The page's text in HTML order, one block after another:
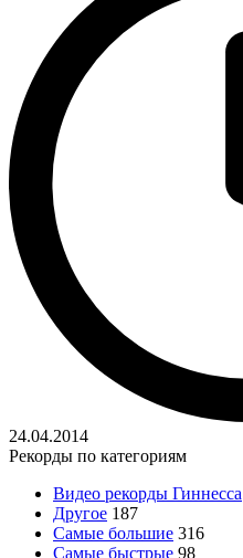
24.04.2014
Рекорды по категориям
Видео рекорды Гиннесса
Другое 187
Самые большие 316
Самые быстрые 98